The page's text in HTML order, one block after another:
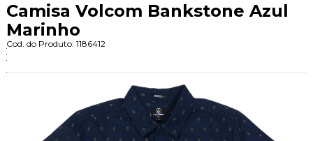
Camisa Volcom Bankstone Azul
Marinho
Cod. do Produto: 1186412